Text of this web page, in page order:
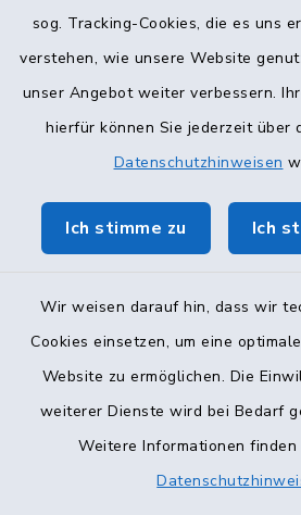
sog. Tracking-Cookies, die es uns
verstehen, wie unsere Website
unser Angebot weiter verbessern.
hierfür können Sie jederzeit über
Datenschutzhinweisen
Ich stimme zu Ich
Wir weisen darauf hin, dass wir
Cookies einsetzen, um eine
Website zu ermöglichen. Die
weiterer Dienste wird bei Bedarf
Weitere Informationen finden
Kontakt
Impressum